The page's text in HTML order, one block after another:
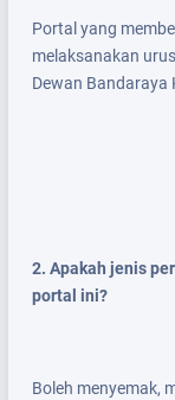
Portal yang
melaksanakan
Dewan Bandaraya
2. Apakah jenis
portal ini?
Boleh menyemak,